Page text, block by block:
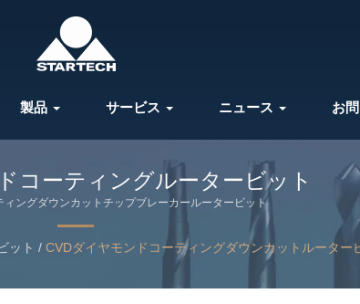
製品 サービス ニュース お
コーティングルータービット
ィングダウンカットチップブレーカールータービット
ット / CVDダイヤモンドコーティングダウンカットルーター